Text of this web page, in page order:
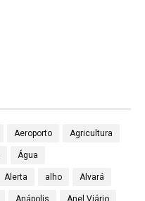
Aeroporto Agricultura
Água
Alerta alho Alvará